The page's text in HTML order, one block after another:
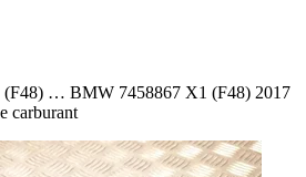
(F48) … BMW 7458867 X1 (F48) 2017
carburant